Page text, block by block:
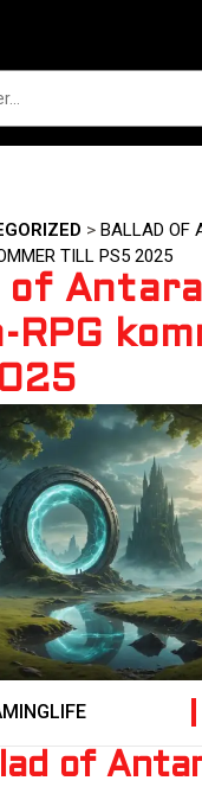
> BALLAD OF
TILL PS5 2025
of
of